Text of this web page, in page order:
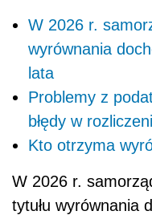
W 2026 r.
wyrównania
lata
Problemy z
błędy w
Kto otrzyma
W 2026 r.
tytułu wyrównania